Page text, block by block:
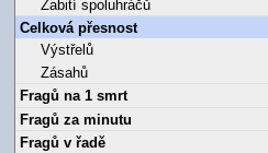
Zabití spoluhráčů
Celková přesnost
Výstřelů
Zásahů
Fragů na 1 smrt
Fragů za minutu
Fragů v řadě